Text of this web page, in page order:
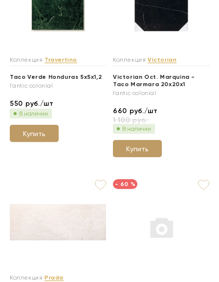
Коллекция Travertino
Taco Verde Honduras 5x5x1,2
l'antic colonial
550 руб./шт
В наличии
Купить
Коллекция Victorian
Victorian Oct. Marquina -
Taco Marmara 20x20x1
l'antic colonial
660 руб./шт
1 100руб.
В наличии
Купить
Коллекция Prada
- 60 %